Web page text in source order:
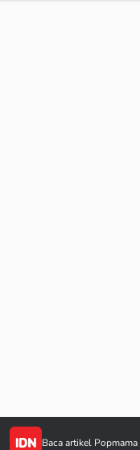
Baca artikel Popmama